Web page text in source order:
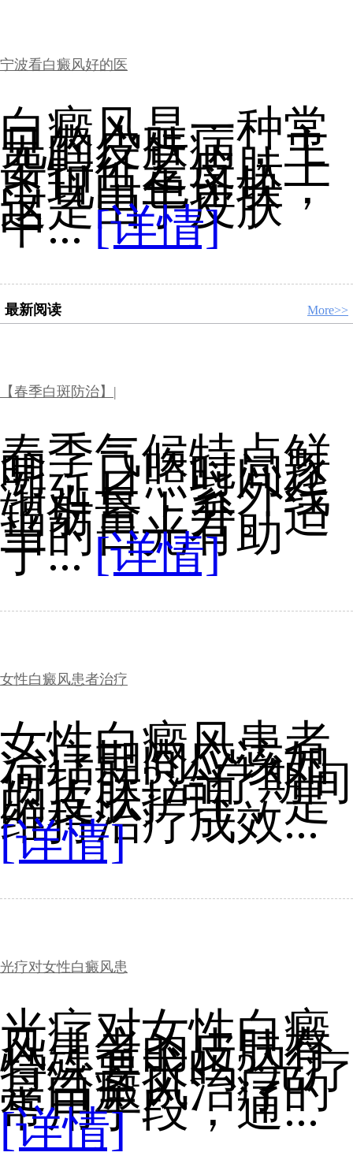
宁波看白癜风好的医
白癜风是一种常
见的皮肤病，主
要特征是皮肤上
出现白色斑块，
这是由于皮肤
中...[详情]
最新阅读 More>>
【春季白斑防治】|
春季气候特点鲜
明，日照时间逐
渐延长，紫外线
辐射量上升。适
当的日光有助
于...[详情]
女性白癜风患者治疗
女性白癜风患者
治疗期间应该如
何护肤?治疗期间
的皮肤护理，是
维持治疗成效...
[详情]
光疗对女性白癜风患
光疗对女性白癜
风患者的皮肤有
特殊要求吗?光疗
是白癜风治疗的
常用手段，通...
[详情]